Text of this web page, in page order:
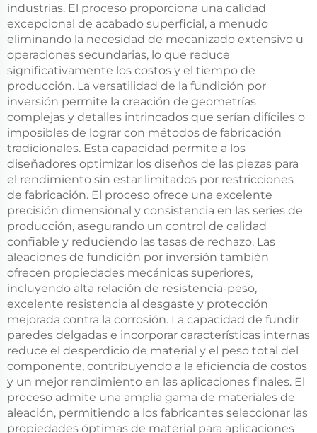
industrias. El proceso proporciona una calidad
excepcional de acabado superficial, a menudo
eliminando la necesidad de mecanizado extensivo u
operaciones secundarias, lo que reduce
significativamente los costos y el tiempo de
producción. La versatilidad de la fundición por
inversión permite la creación de geometrías
complejas y detalles intrincados que serían difíciles o
imposibles de lograr con métodos de fabricación
tradicionales. Esta capacidad permite a los
diseñadores optimizar los diseños de las piezas para
el rendimiento sin estar limitados por restricciones
de fabricación. El proceso ofrece una excelente
precisión dimensional y consistencia en las series de
producción, asegurando un control de calidad
confiable y reduciendo las tasas de rechazo. Las
aleaciones de fundición por inversión también
ofrecen propiedades mecánicas superiores,
incluyendo alta relación de resistencia-peso,
excelente resistencia al desgaste y protección
mejorada contra la corrosión. La capacidad de fundir
paredes delgadas e incorporar características internas
reduce el desperdicio de material y el peso total del
componente, contribuyendo a la eficiencia de costos
y un mejor rendimiento en las aplicaciones finales. El
proceso admite una amplia gama de materiales de
aleación, permitiendo a los fabricantes seleccionar las
propiedades óptimas de material para aplicaciones